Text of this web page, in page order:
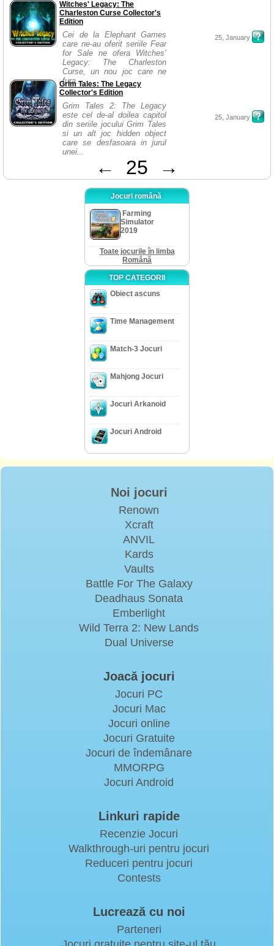
Witches' Legacy: The
Charleston Curse Collector's
Edition
Cei de la Elephant Games
care ne-au oferit seriile Fear
for Sale ne ofera Witches’
Legacy: The Charleston
Curse, un nou joc care ne
fura...
25, January
Grim Tales: The Legacy
Collector's Edition
Grim Tales 2: The Legacy
este cel de-al doilea capitol
din seriile jocului Grim Tales
si un alt joc hidden object
care se desfasoara in jurul
unei...
25, January
← 25 →
Jocuri română
Farming
Simulator
2019
Toate jocurile în limba
Română
TOP CATEGORII
Obiect ascuns
Time Management
Match-3 Jocuri
Mahjong Jocuri
Jocuri Arkanoid
Jocuri Android
Noi jocuri
Renown
Xcraft
ANVIL
Kards
Vaults
Battle For The Galaxy
Deadhaus Sonata
Emberlight
Wild Terra 2: New Lands
Dual Universe
Joacă jocuri
Jocuri PC
Jocuri Mac
Jocuri online
Jocuri Gratuite
Jocuri de îndemânare
MMORPG
Jocuri Android
Linkuri rapide
Recenzie Jocuri
Walkthrough-uri pentru jocuri
Reduceri pentru jocuri
Contests
Lucrează cu noi
Parteneri